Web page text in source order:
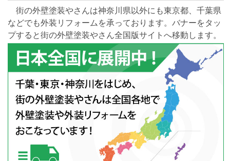
街の外壁塗装やさんは神奈川県以外にも東京都、千葉県
などでも外装リフォームを承っております。バナーをタッ
プすると街の外壁塗装やさん全国版サイトへ移動します。